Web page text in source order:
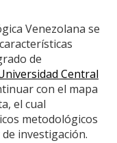
Venezolana se
de
Central
con el mapa
el cual
metodológicos
investigación.